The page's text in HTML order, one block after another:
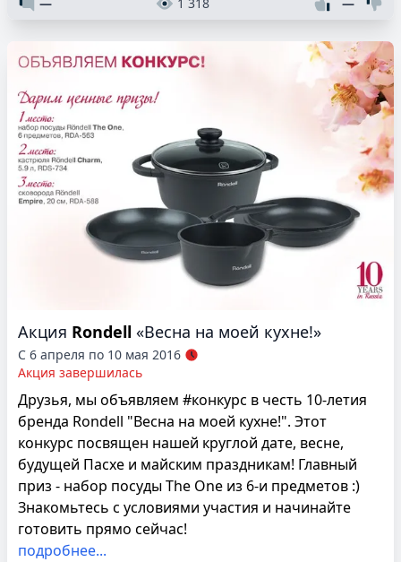
Акция Rondell «Весна на моей кухне!»
С 6 апреля по 10 мая 2016
Акция завершилась
Друзья, мы объявляем #конкурс в честь 10-летия
бренда Rondell "Весна на моей кухне!". Этот
конкурс посвящен нашей круглой дате, весне,
будущей Пасхе и майским праздникам! Главный
приз - набор посуды The One из 6-и предметов :)
Знакомьтесь с условиями участия и начинайте
готовить прямо сейчас!
подробнее...